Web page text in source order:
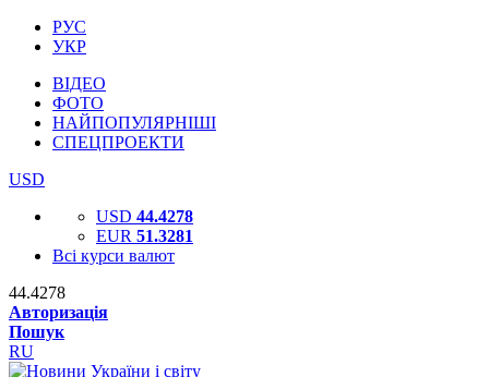
РУС
УКР
ВІДЕО
ФОТО
НАЙПОПУЛЯРНІШІ
СПЕЦПРОЕКТИ
USD
USD 44.4278
EUR 51.3281
Всі курси валют
44.4278
Авторизація
Пошук
RU